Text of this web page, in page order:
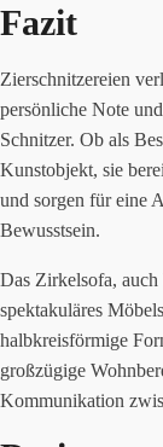
Fazit
Zierschnitzereien
persönliche Note
Schnitzer. Ob als
Kunstobjekt, sie
und sorgen für eine
Bewusstsein.
Das Zirkelsofa, auch
spektakuläres
halbkreisförmige
großzügige
Kommunikation